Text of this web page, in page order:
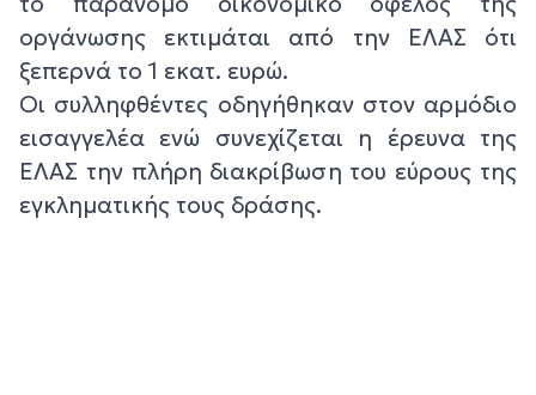
οργάνωσης εκτιμάται από την ΕΛΑΣ ότι
ξεπερνά το 1 εκατ. ευρώ.
Οι συλληφθέντες οδηγήθηκαν στον αρμόδιο
εισαγγελέα ενώ συνεχίζεται η έρευνα της
ΕΛΑΣ την πλήρη διακρίβωση του εύρους της
εγκληματικής τους δράσης.